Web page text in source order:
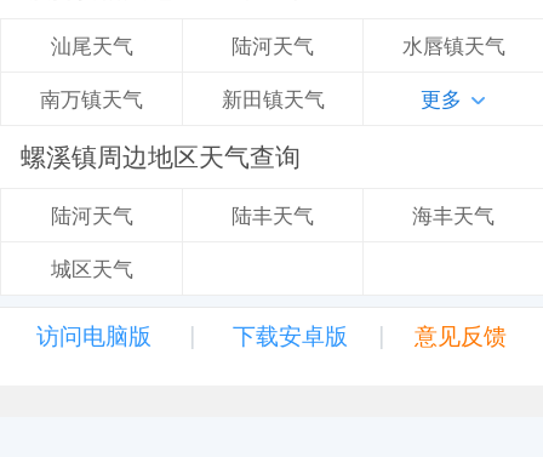
汕尾天气 陆河天气 水唇镇天气
南万镇天气 新田镇天气 更多
螺溪镇周边地区天气查询
陆河天气 陆丰天气 海丰天气
城区天气
访问电脑版 | 下载安卓版 | 意见反馈